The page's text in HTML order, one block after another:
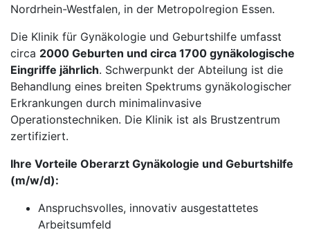
Nordrhein-Westfalen, in der Metropolregion Essen.
Die Klinik für Gynäkologie und Geburtshilfe umfasst
circa 2000 Geburten und circa 1700 gynäkologische
Eingriffe jährlich. Schwerpunkt der Abteilung ist die
Behandlung eines breiten Spektrums gynäkologischer
Erkrankungen durch minimalinvasive
Operationstechniken. Die Klinik ist als Brustzentrum
zertifiziert.
Ihre Vorteile Oberarzt Gynäkologie und Geburtshilfe
(m/w/d):
Anspruchsvolles, innovativ ausgestattetes
Arbeitsumfeld